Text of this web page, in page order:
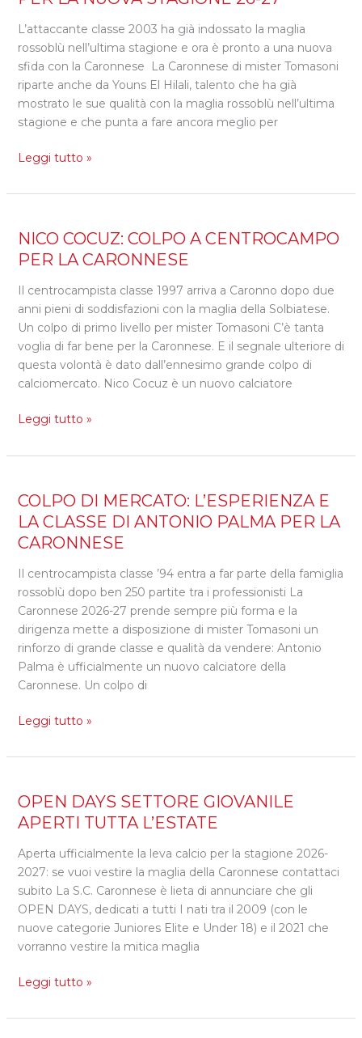
L’attaccante classe 2003 ha già indossato la maglia
rossoblù nell’ultima stagione e ora è pronto a una nuova
sfida con la Caronnese La Caronnese di mister Tomasoni
riparte anche da Youns El Hilali, talento che ha già
mostrato le sue qualità con la maglia rossoblù nell’ultima
stagione e che punta a fare ancora meglio per
EL
HILALI
PER
LA
NUOVA
STAGIONE
27
Leggi tutto »
NICO COCUZ: COLPO A CENTROCAMPO
PER LA CARONNESE
Il centrocampista classe 1997 arriva a Caronno dopo due
anni pieni di soddisfazioni con la maglia della Solbiatese.
Un colpo di primo livello per mister Tomasoni C’è tanta
voglia di far bene per la Caronnese. E il segnale ulteriore di
questa volontà è dato dall’ennesimo grande colpo di
calciomercato. Nico Cocuz è un nuovo calciatore
NICO
COCUZ:
A
CENTROCAMPO
PER
LA
CARONNESE
Leggi tutto »
COLPO DI MERCATO: L’ESPERIENZA E
LA CLASSE DI ANTONIO PALMA PER LA
CARONNESE
Il centrocampista classe ’94 entra a far parte della famiglia
rossoblù dopo ben 250 partite tra i professionisti La
Caronnese 2026-27 prende sempre più forma e la
dirigenza mette a disposizione di mister Tomasoni un
rinforzo di grande classe e qualità da vendere: Antonio
Palma è ufficialmente un nuovo calciatore della
Caronnese. Un colpo di
COLPO
DI
MERCATO:
E
LA
CLASSE
DI
ANTONIO
PALMA
PER
CARONNESE
Leggi tutto »
OPEN DAYS SETTORE GIOVANILE
APERTI TUTTA L’ESTATE
Aperta ufficialmente la leva calcio per la stagione 2026-
2027: se vuoi vestire la maglia della Caronnese contattaci
subito La S.C. Caronnese è lieta di annunciare che gli
OPEN DAYS, dedicati a tutti I nati tra il 2009 (con le
nuove categorie Juniores Elite e Under 18) e il 2021 che
vorranno vestire la mitica maglia
OPEN
DAYS
GIOVANILE
APERTI
TUTTA
L’ESTATE
Leggi tutto »